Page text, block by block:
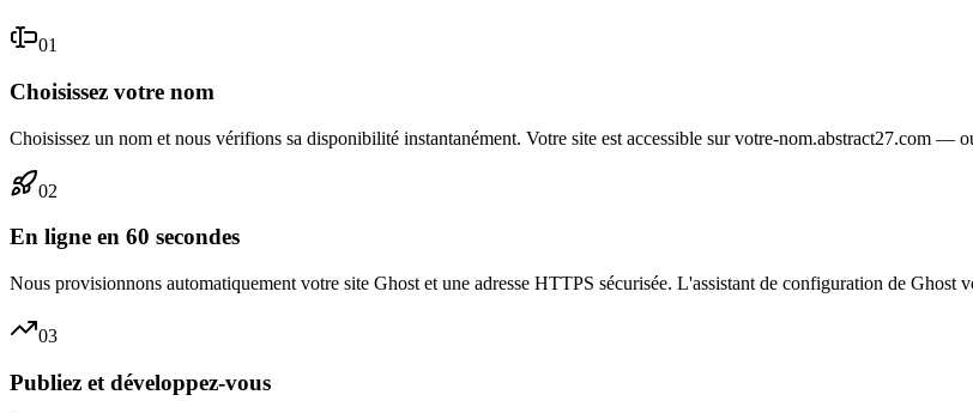
01
Choisissez votre nom
Choisissez un nom et nous vérifions sa disponibilité instantanément. Votre site est accessible sur votre-nom.abstract27.com —
02
En ligne en 60 secondes
Nous provisionnons automatiquement votre site Ghost et une adresse HTTPS sécurisée. L'assistant de configuration de Ghost
03
Publiez et développez-vous